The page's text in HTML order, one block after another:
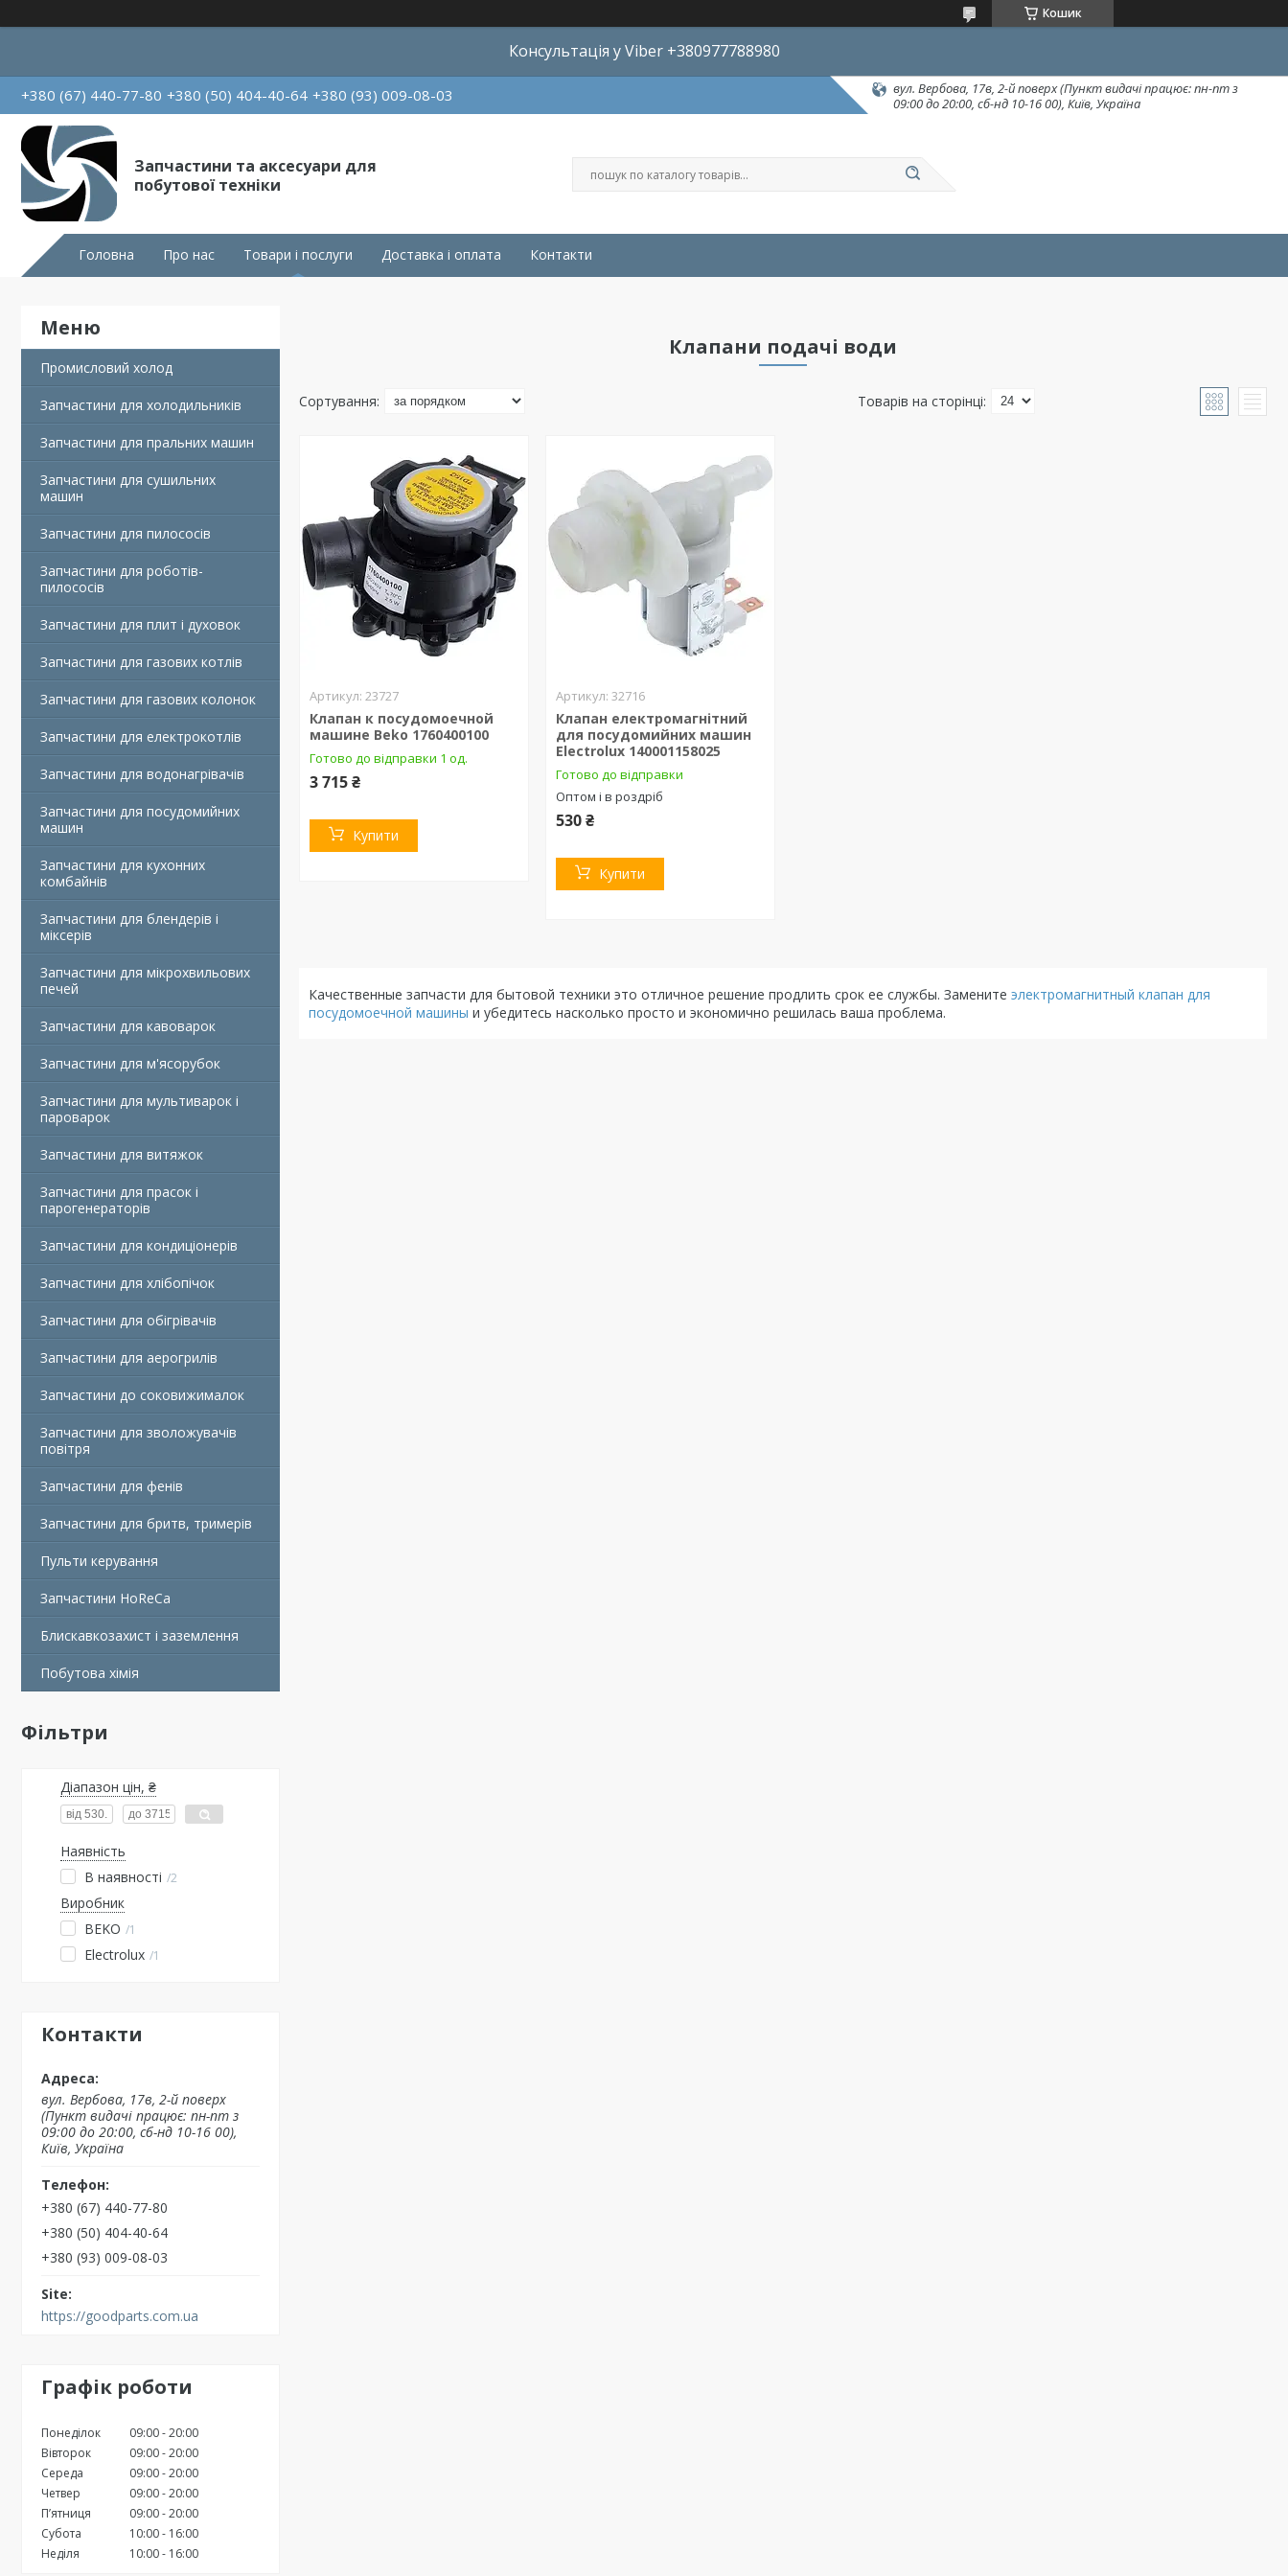
Кошик
Консультація у Viber +380977788980
+380 (67) 440-77-80 +380 (50) 404-40-64 +380 (93) 009-08-03
вул. Вербова, 17в, 2-й поверх (Пункт видачі працює: пн-пт з
09:00 до 20:00, сб-нд 10-16 00), Київ, Україна
Запчастини та аксесуари для
побутової техніки
Головна Про нас Товари і послуги Доставка і оплата Контакти
Промисловий холод
Запчастини для холодильників
Запчастини для пральних машин
Запчастини для сушильних
машин
Запчастини для пилососів
Запчастини для роботів-
пилососів
Запчастини для плит і духовок
Запчастини для газових котлів
Запчастини для газових колонок
Запчастини для електрокотлів
Запчастини для водонагрівачів
Запчастини для посудомийних
машин
Запчастини для кухонних
комбайнів
Запчастини для блендерів і
міксерів
Запчастини для мікрохвильових
печей
Запчастини для кавоварок
Запчастини для м'ясорубок
Запчастини для мультиварок і
пароварок
Запчастини для витяжок
Запчастини для прасок і
парогенераторів
Запчастини для кондиціонерів
Запчастини для хлібопічок
Запчастини для обігрівачів
Запчастини для аерогрилів
Запчастини до соковижималок
Запчастини для зволожувачів
повітря
Запчастини для фенів
Запчастини для бритв, тримерів
Пульти керування
Запчастини HoReCa
Блискавкозахист і заземлення
Побутова хімія
Фільтри
Діапазон цін, ₴
Наявність
В наявності 2
Виробник
BEKO
1
Electrolux 1
Контакти
вул. Вербова, 17в, 2-й поверх
(Пункт видачі працює: пн-пт з
09:00 до 20:00, сб-нд 10-16 00),
Київ, Україна
+380 (67) 440-77-80
+380 (50) 404-40-64
+380 (93) 009-08-03
https://goodparts.com.ua
Графік роботи
Понеділок 09:00 20:00
Вівторок
09:00 20:00
Середа
09:00 20:00
Четвер
09:00 20:00
Пʼятниця
09:00 20:00
Субота
10:00
16:00
Неділя
10:00 16:00
Клапани подачі води
23727
Клапан к посудомоечной
машине Beko 1760400100
Готово до відправки 1 од.
3 715 ₴
Купити
32716
Клапан електромагнітний
для посудомийних машин
Electrolux 140001158025
Готово до відправки
Оптом і в роздріб
530 ₴
Купити
Качественные запчасти для бытовой техники это отличное решение продлить срок ее службы. Замените электромагнитный клапан для
посудомоечной машины и убедитесь насколько просто и экономично решилась ваша проблема.